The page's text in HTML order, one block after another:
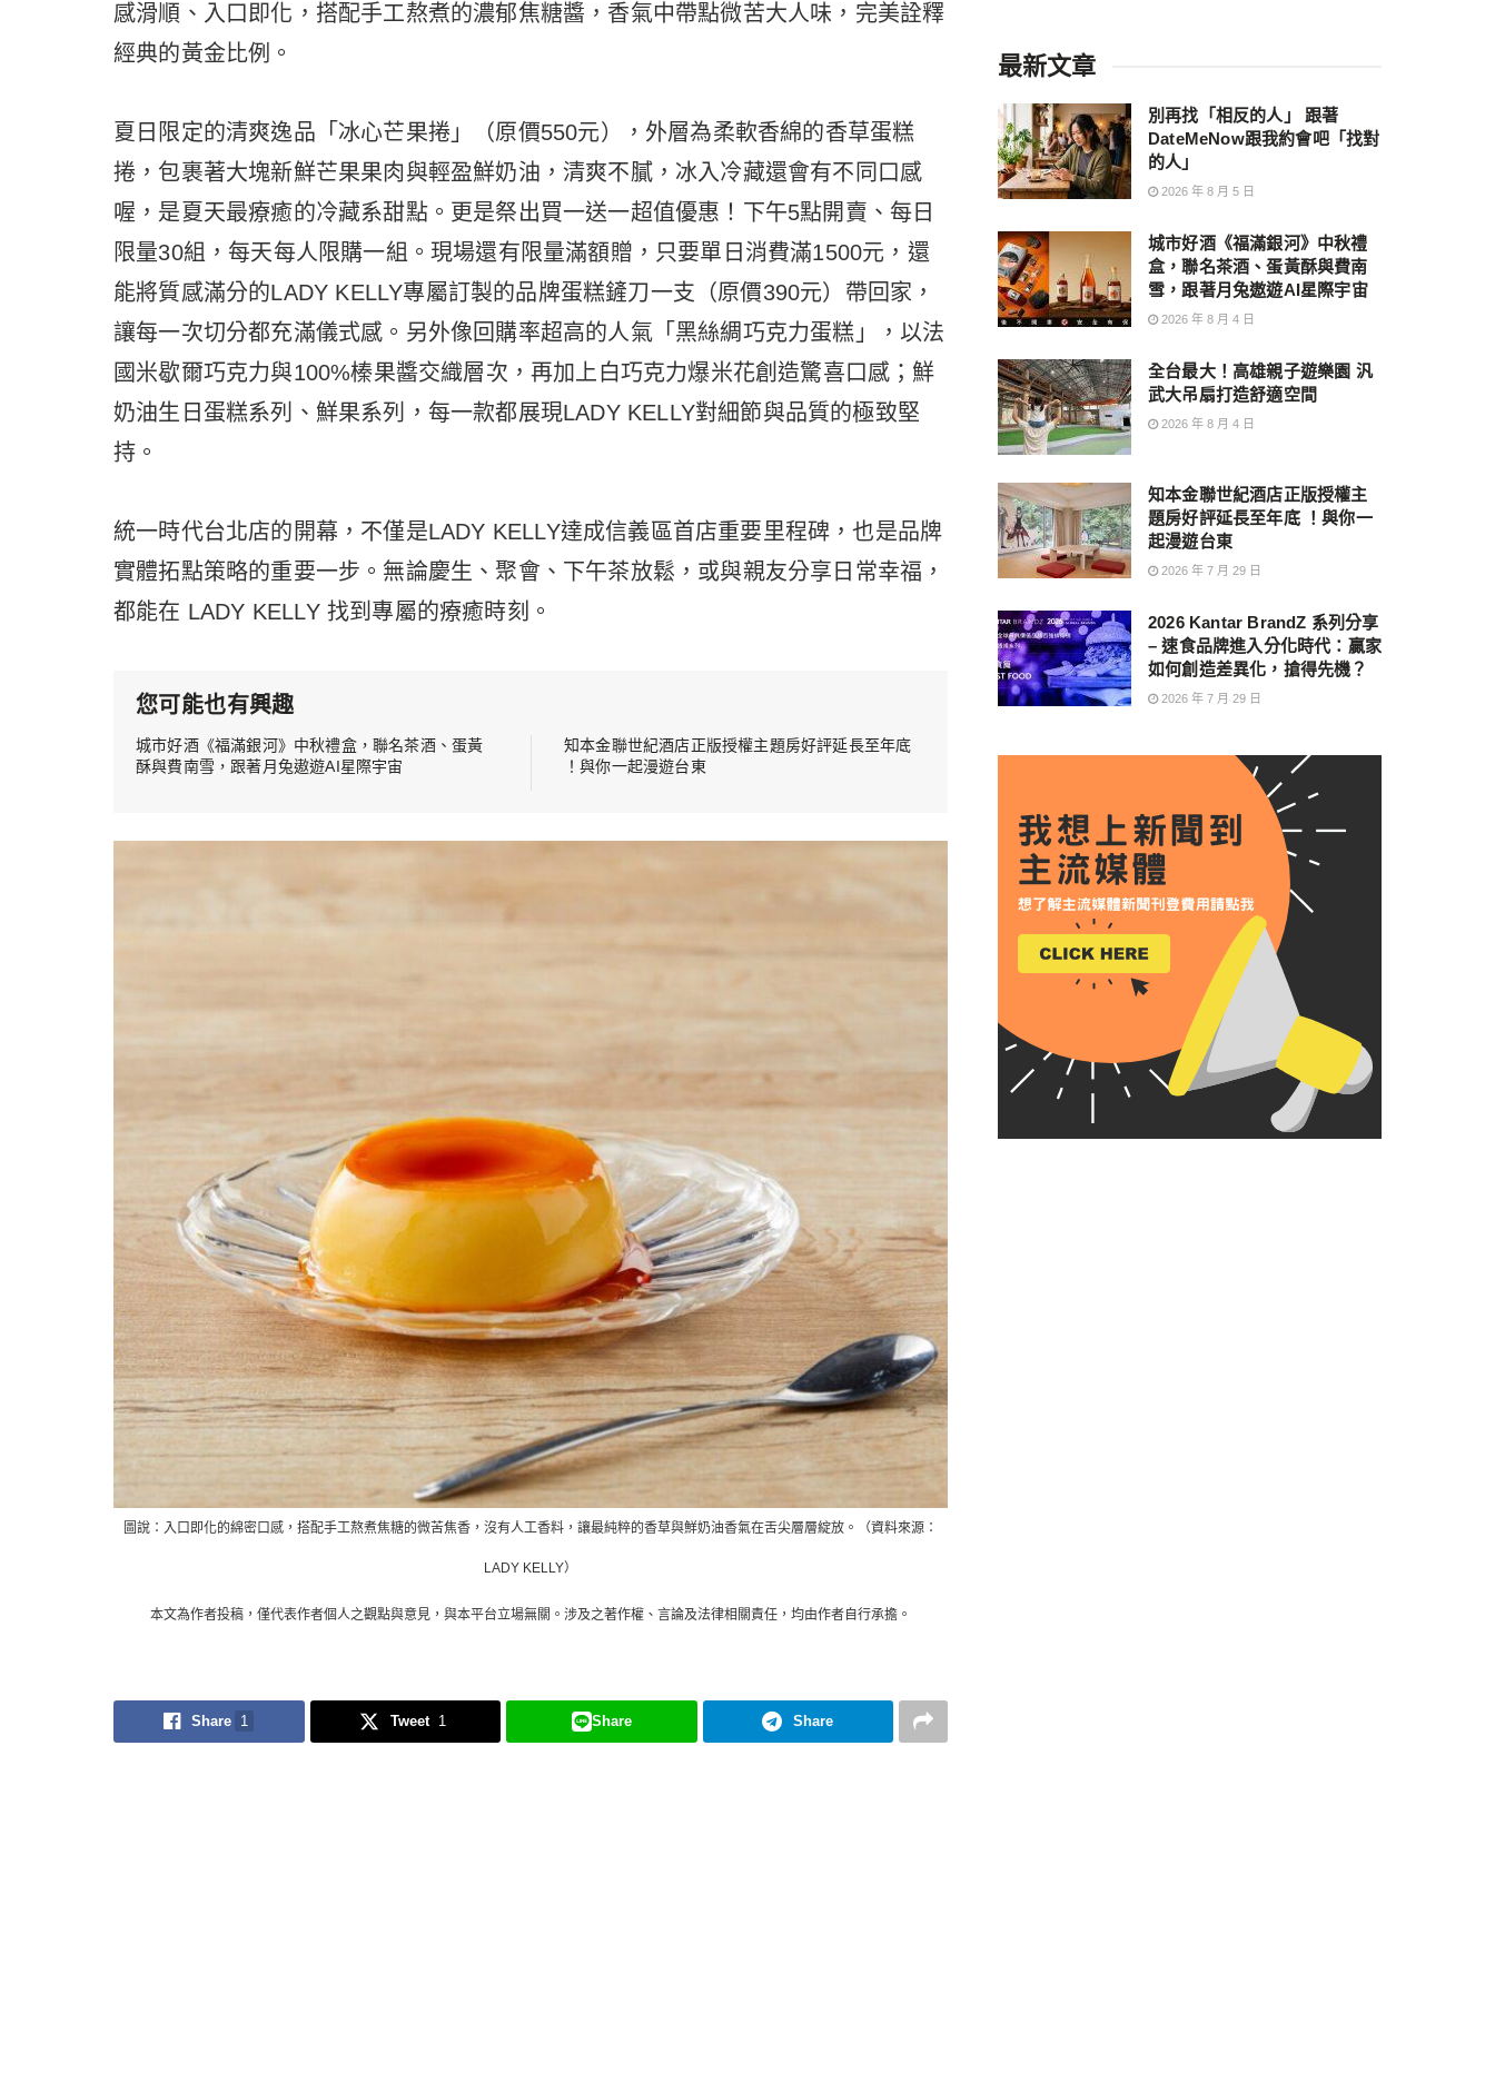
感滑順、入口即化，搭配手工熬煮的濃郁焦糖醬，香氣中帶點微苦大人味，完美詮釋
經典的黃金比例。
夏日限定的清爽逸品「冰心芒果捲」（原價550元），外層為柔軟香綿的香草蛋糕
捲，包裹著大塊新鮮芒果果肉與輕盈鮮奶油，清爽不膩，冰入冷藏還會有不同口感
喔，是夏天最療癒的冷藏系甜點。更是祭出買一送一超值優惠！下午5點開賣、每日
限量30組，每天每人限購一組。現場還有限量滿額贈，只要單日消費滿1500元，還
能將質感滿分的LADY KELLY專屬訂製的品牌蛋糕鏟刀一支（原價390元）帶回家，
讓每一次切分都充滿儀式感。另外像回購率超高的人氣「黑絲綢巧克力蛋糕」，以法
國米歇爾巧克力與100%榛果醬交織層次，再加上白巧克力爆米花創造驚喜口感；鮮
奶油生日蛋糕系列、鮮果系列，每一款都展現LADY KELLY對細節與品質的極致堅
持。
統一時代台北店的開幕，不僅是LADY KELLY達成信義區首店重要里程碑，也是品牌
實體拓點策略的重要一步。無論慶生、聚會、下午茶放鬆，或與親友分享日常幸福，
都能在 LADY KELLY 找到專屬的療癒時刻。
您可能也有興趣
城市好酒《福滿銀河》中秋禮盒，聯名茶酒、蛋黃
酥與費南雪，跟著月兔遨遊AI星際宇宙
知本金聯世紀酒店正版授權主題房好評延長至年底
！與你一起漫遊台東
圖說：入口即化的綿密口感，搭配手工熬煮焦糖的微苦焦香，沒有人工香料，讓最純粹的香草與鮮奶油香氣在舌尖層層綻放。（資料來源：
LADY KELLY）
本文為作者投稿，僅代表作者個人之觀點與意見，與本平台立場無關。涉及之著作權、言論及法律相關責任，均由作者自行承擔。
Share 1 Tweet 1 Share Share
最新文章
別再找「相反的人」 跟著
DateMeNow跟我約會吧「找對
的人」
2026 年 8 月 5 日
城市好酒《福滿銀河》中秋禮
盒，聯名茶酒、蛋黃酥與費南
雪，跟著月兔遨遊AI星際宇宙
2026 年 8 月 4 日
全台最大！高雄親子遊樂園 汎
武大吊扇打造舒適空間
2026 年 8 月 4 日
知本金聯世紀酒店正版授權主
題房好評延長至年底 ！與你一
起漫遊台東
2026 年 7 月 29 日
2026 Kantar BrandZ 系列分享
– 速食品牌進入分化時代：贏家
如何創造差異化，搶得先機？
2026 年 7 月 29 日